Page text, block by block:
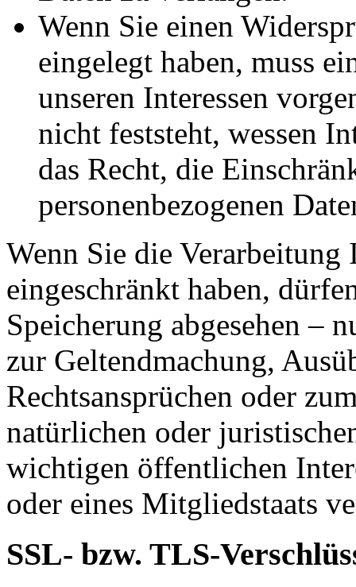
Wenn Sie einen
eingelegt haben, muss
unseren Interessen
nicht feststeht, wessen
das Recht, die
personenbezogenen
Wenn Sie die Verarbeitung
eingeschränkt haben,
Speicherung abgesehen
zur Geltendmachung,
Rechtsansprüchen oder
natürlichen oder
wichtigen öffentlichen
oder eines Mitgliedstaats
SSL- bzw. TLS-